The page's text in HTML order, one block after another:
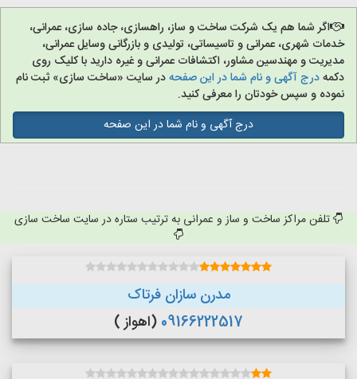
اگر شما هم یک شرکت ساخت و ساز، راهسازی، جاده سازی، عمرانی،
خدمات شهری، عمرانی و تاسیساتی، تولیدی و بازرگانی وسایل عمرانی،
مدیریت و مهندسین مشاور، اکتشافات عمرانی و غیره دارید با کلیک روی
دکمهدرج آگهی و نام شما در این صفحهدر سایت «ساخت سازی» ثبت نام
نموده و سپس خودتان را معرفی کنید.
درج آگهی و نام شما در این صفحه
تلفن مراکز ساخت و ساز و عمرانی به ترتیب ستاره در سایت ساخت سازی
مدرن سازان فرتاک
09166222517 (اهواز )